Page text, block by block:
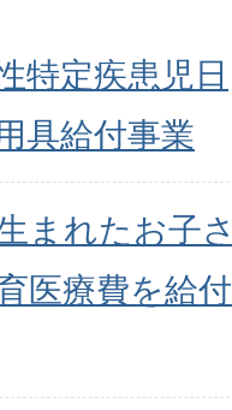
特定疾患児日
具給付事業
まれたお子さ
医療費を給付